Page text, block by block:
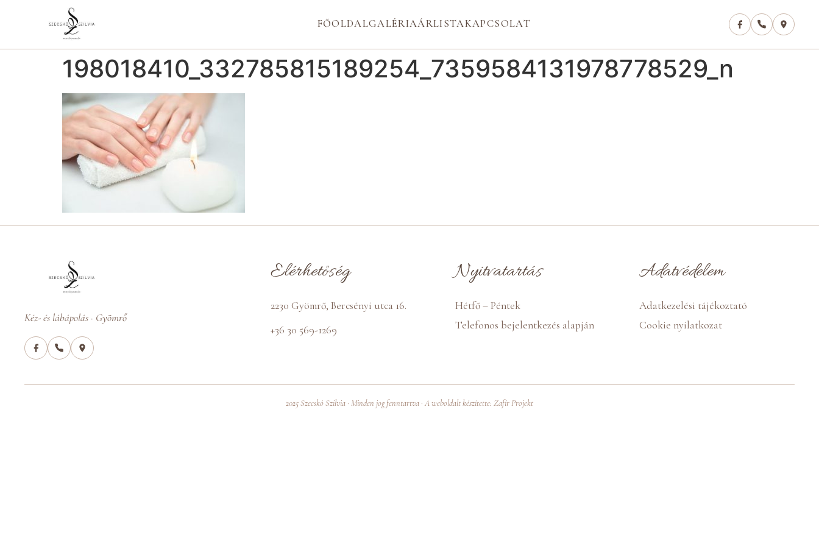
FŐOLDALGALÉRIAÁRLISTAKAPCSOLAT
198018410_332785815189254_7359584131978778529_n
Kéz- és lábápolás · Gyömrő
Elérhetőség
2230 Gyömrő, Bercsényi utca 16.
+36 30 569-1269
Nyitvatartás
Hétfő – Péntek
Telefonos bejelentkezés alapján
Adatvédelem
Adatkezelési tájékoztató
Cookie nyilatkozat
2025 Szecskó Szilvia · Minden jog fenntartva · A weboldalt készítette: Zafír Projekt